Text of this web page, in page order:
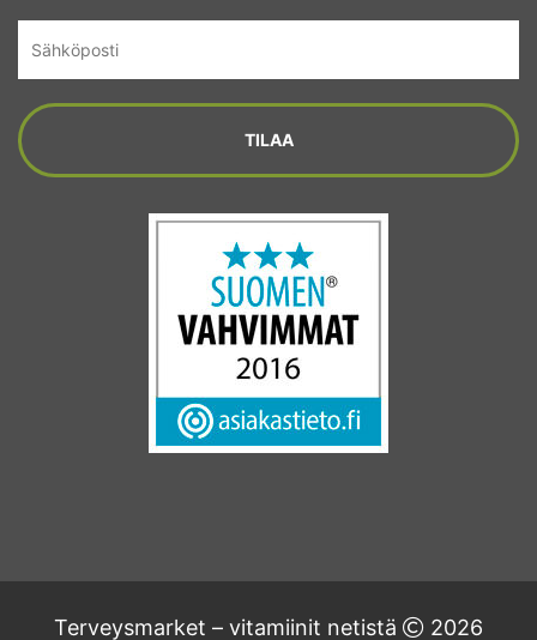
Terveysmarket – vitamiinit netistä 2026